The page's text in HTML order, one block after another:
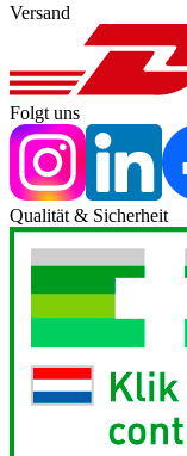
Versand
Folgt uns
Qualität & Sicherheit